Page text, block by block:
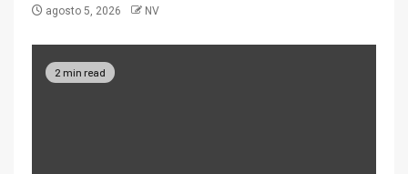
agosto 5, 2026 NV
2 min read